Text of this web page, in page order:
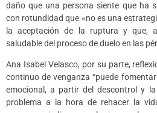
daño que una persona siente que ha
con rotundidad que «no es una
la aceptación de la ruptura y que,
saludable del proceso de duelo en las
Ana Isabel Velasco, por su parte,
continuo de venganza “puede
emocional, a partir del descontrol y
problema a la hora de rehacer la